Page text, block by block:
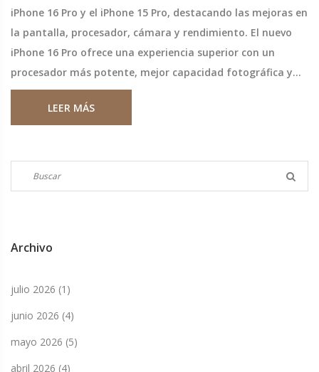
iPhone 16 Pro y el iPhone 15 Pro, destacando las mejoras en
la pantalla, procesador, cámara y rendimiento. El nuevo
iPhone 16 Pro ofrece una experiencia superior con un
procesador más potente, mejor capacidad fotográfica y
carga inalámbrica más rápida.
LEER MÁS
Archivo
julio 2026 (1)
junio 2026 (4)
mayo 2026 (5)
abril 2026 (4)